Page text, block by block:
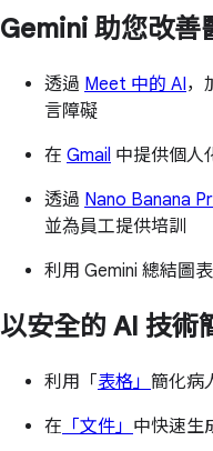
Gemini 助您改善
透過 Meet 中的 AI，
言障礙
在 Gmail 中提供個人
透過 Nano Banana
並為員工提供培訓
利用 Gemini 總結圖
以安全的 AI 技術
利用「表格」 簡化病
在 「文件」 中快速生